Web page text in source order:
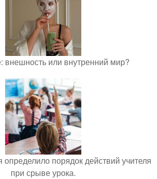
внешность или внутренний мир?
порядок действий учителя
при срыве урока.